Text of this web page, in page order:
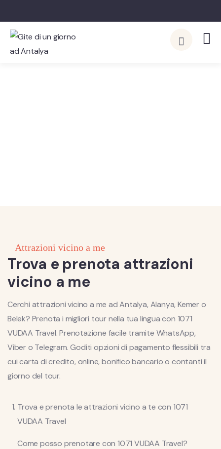
Attrazioni vicino a me
Trova e prenota attrazioni
vicino a me
Cerchi attrazioni vicino a me ad Antalya, Alanya, Kemer o
Belek? Prenota i migliori tour nella tua lingua con 1071
VUDAA Travel. Prenotazione facile tramite WhatsApp,
Viber o Telegram. Goditi opzioni di pagamento flessibili tra
cui carta di credito, online, bonifico bancario o contanti il ​​
giorno del tour.
Trova e prenota le attrazioni vicino a te con 1071
VUDAA Travel
Come posso prenotare con 1071 VUDAA Travel?